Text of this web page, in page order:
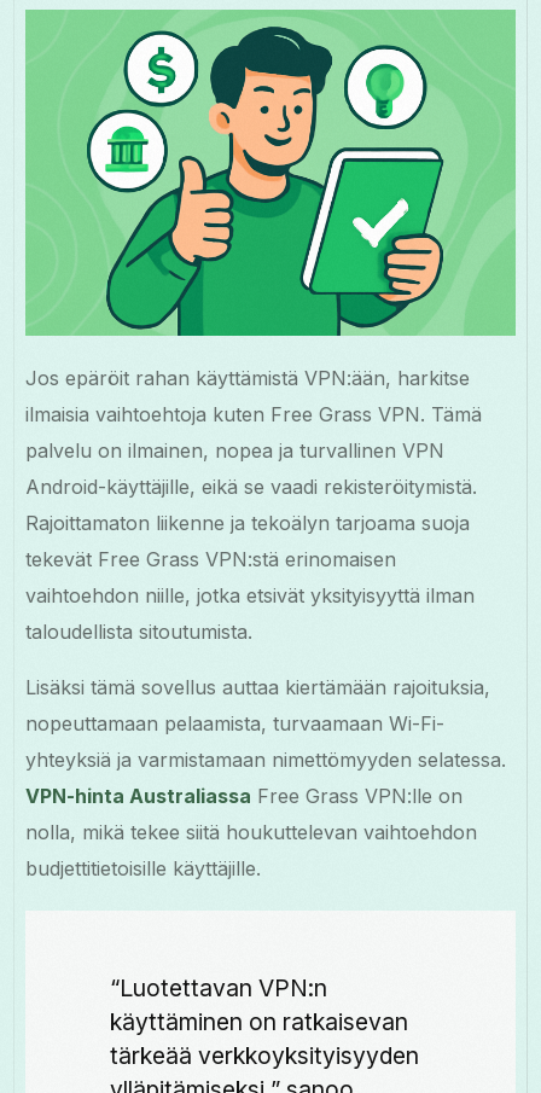
Jos epäröit rahan käyttämistä VPN:ään, harkitse
ilmaisia vaihtoehtoja kuten Free Grass VPN. Tämä
palvelu on ilmainen, nopea ja turvallinen VPN
Android-käyttäjille, eikä se vaadi rekisteröitymistä.
Rajoittamaton liikenne ja tekoälyn tarjoama suoja
tekevät Free Grass VPN:stä erinomaisen
vaihtoehdon niille, jotka etsivät yksityisyyttä ilman
taloudellista sitoutumista.
Lisäksi tämä sovellus auttaa kiertämään rajoituksia,
nopeuttamaan pelaamista, turvaamaan Wi-Fi-
yhteyksiä ja varmistamaan nimettömyyden selatessa.
VPN-hinta Australiassa Free Grass VPN:lle on
nolla, mikä tekee siitä houkuttelevan vaihtoehdon
budjettitietoisille käyttäjille.
“Luotettavan VPN:n
käyttäminen on ratkaisevan
tärkeää verkkoyksityisyyden